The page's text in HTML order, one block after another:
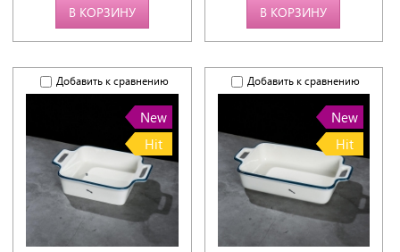
В КОРЗИНУ В КОРЗИНУ
Добавить к сравнению
New
Hit
Добавить к сравнению
New
Hit